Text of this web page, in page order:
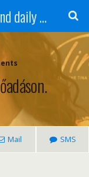
LITTLEMIX.HU | Your best and daily updated fansite about Little Mix
Mail SMS